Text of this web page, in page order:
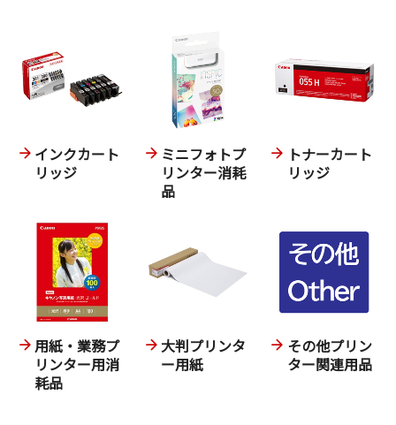
インクカート
リッジ
ミニフォトプ
リンター消耗
品
トナーカート
リッジ
用紙・業務プ
リンター用消
耗品
大判プリンタ
ー用紙
その他プリン
ター関連用品